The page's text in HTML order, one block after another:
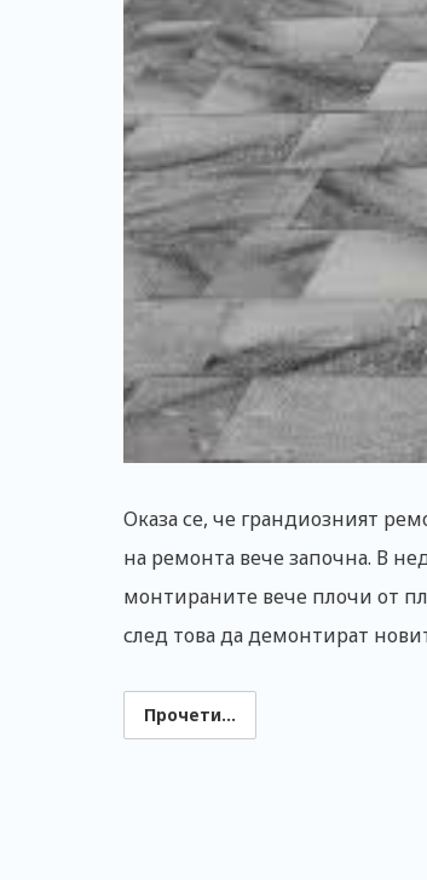
Оказа се, че грандиозният
на ремонта вече започна. В
монтираните вече плочи от
след това да демонтират
Прочети...